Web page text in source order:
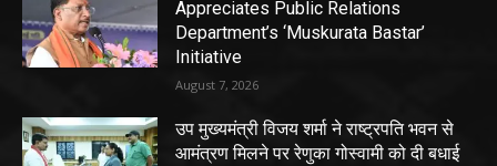
Appreciates Public Relations
Department’s ‘Muskurata Bastar’
Initiative
August 7, 2026
उप मुख्यमंत्री विजय शर्मा ने राष्ट्रपति भवन से
आमंत्रण मिलने पर रेणुका गोस्वामी को दी बधाई